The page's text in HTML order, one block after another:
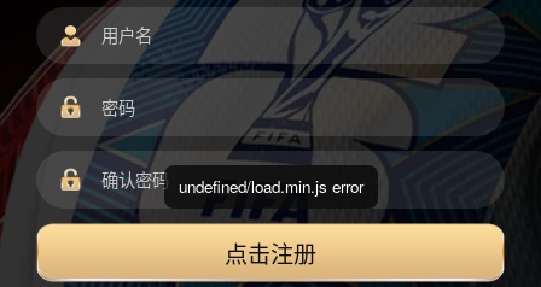
点击注册
undefined/load.min.js error